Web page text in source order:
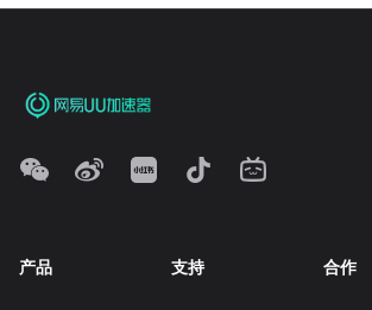
产品 支持 合作